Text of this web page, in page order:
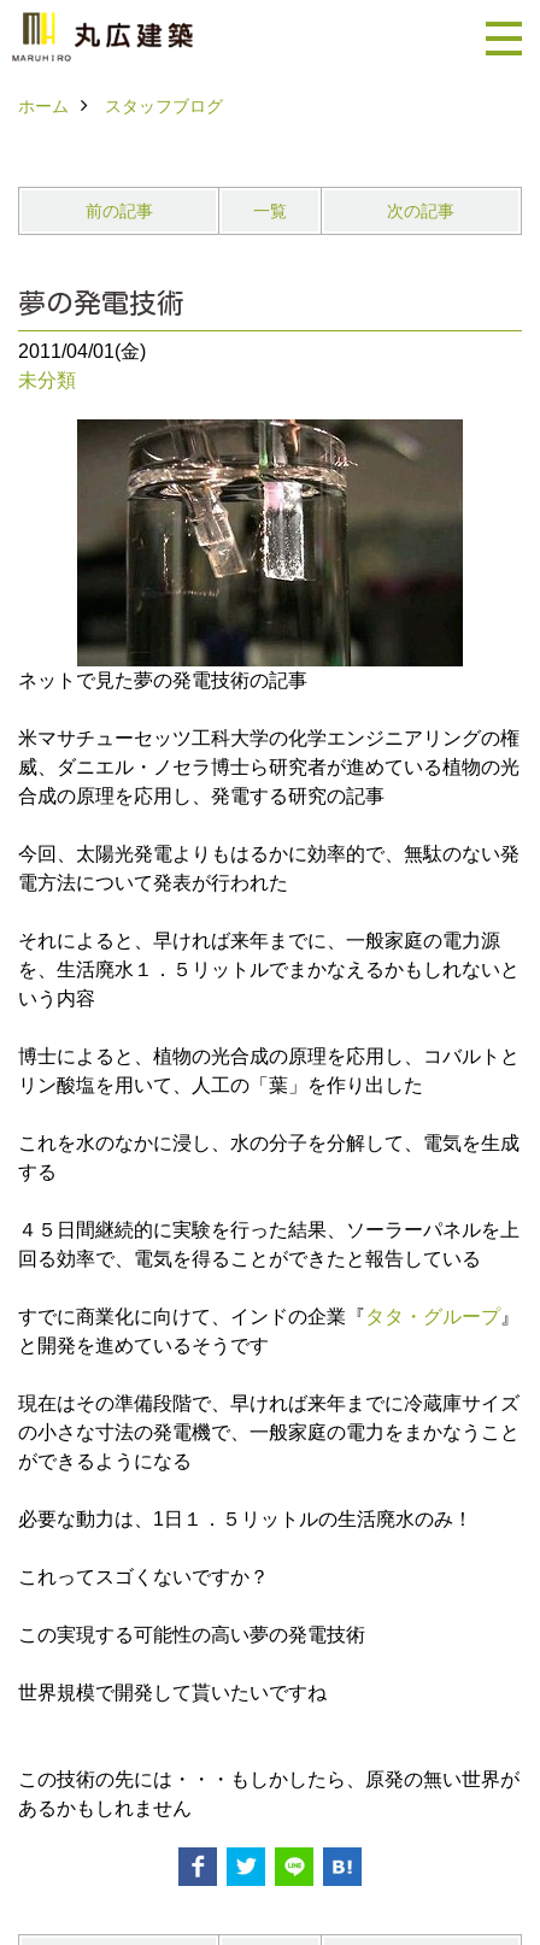
ホーム スタッフブログ
前の記事 一覧 次の記事
夢の発電技術
2011/04/01(金)
未分類
ネットで見た夢の発電技術の記事
米マサチューセッツ工科大学の化学エンジニアリングの権
威、ダニエル・ノセラ博士ら研究者が進めている植物の光
合成の原理を応用し、発電する研究の記事
今回、太陽光発電よりもはるかに効率的で、無駄のない発
電方法について発表が行われた
それによると、早ければ来年までに、一般家庭の電力源
を、生活廃水１．５リットルでまかなえるかもしれないと
いう内容
博士によると、植物の光合成の原理を応用し、コバルトと
リン酸塩を用いて、人工の「葉」を作り出した
これを水のなかに浸し、水の分子を分解して、電気を生成
する
４５日間継続的に実験を行った結果、ソーラーパネルを上
回る効率で、電気を得ることができたと報告している
すでに商業化に向けて、インドの企業『タタ・グループ』
と開発を進めているそうです
現在はその準備段階で、早ければ来年までに冷蔵庫サイズ
の小さな寸法の発電機で、一般家庭の電力をまかなうこと
ができるようになる
必要な動力は、1日１．５リットルの生活廃水のみ！
これってスゴくないですか？
この実現する可能性の高い夢の発電技術
世界規模で開発して貰いたいですね
この技術の先には・・・もしかしたら、原発の無い世界が
あるかもしれません